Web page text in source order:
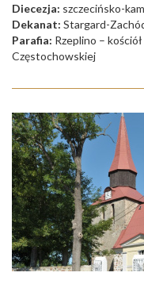
Diecezja: szczecińsko-
Dekanat: Stargard-
Parafia: Rzeplino –
Częstochowskiej